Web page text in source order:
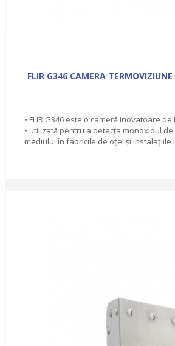
FLIR G346 CAMERA
• FLIR G346 este o cameră inovatoare
• utilizată pentru a detecta monoxidul
mediului în fabricile de oțel și